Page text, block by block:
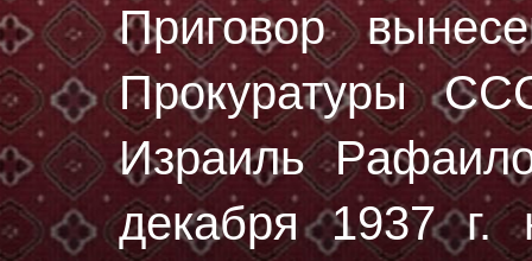
Приговор
Прокуратуры
Израиль
декaбря 1937 г.